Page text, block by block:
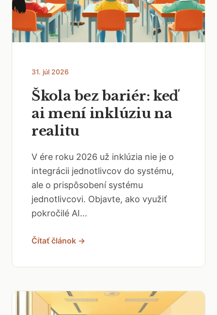
31. júl 2026
Škola bez bariér: keď
ai mení inklúziu na
realitu
V ére roku 2026 už inklúzia nie je o
integrácii jednotlivcov do systému,
ale o prispôsobení systému
jednotlivcovi. Objavte, ako využiť
pokročilé AI...
Čítať článok →